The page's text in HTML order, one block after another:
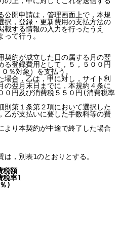
公開申請は，管理画面上で，本規
択，登録・更新費用の支払方法の
する情報の入力を行ったうえ
て行う。
契約が成立した日の属する月の翌
る登録費用として，５，５００円
％対象）を支払う。
場合，乙は，甲に対し，サイト利
の翌月末日までに，本規約４条に
０円及び消費税５５０円(消費税率
則第１条第２項において選択した
乙が支払いに要した手数料等の費
より本契約が中途で終了した場合
，別表1のとおりとする。
税額
税率1
)